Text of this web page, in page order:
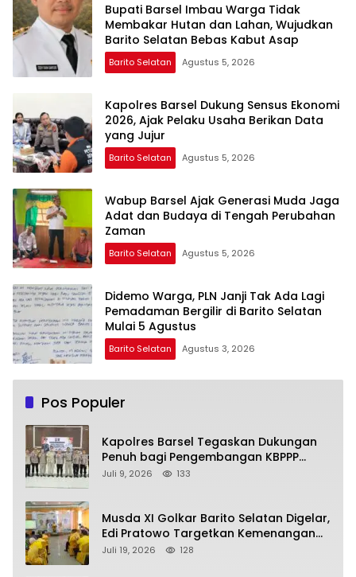
Bupati Barsel Imbau Warga Tidak
Membakar Hutan dan Lahan, Wujudkan
Barito Selatan Bebas Kabut Asap
Barito Selatan Agustus 5, 2026
Kapolres Barsel Dukung Sensus Ekonomi
2026, Ajak Pelaku Usaha Berikan Data
yang Jujur
Barito Selatan Agustus 5, 2026
Wabup Barsel Ajak Generasi Muda Jaga
Adat dan Budaya di Tengah Perubahan
Zaman
Barito Selatan Agustus 5, 2026
Didemo Warga, PLN Janji Tak Ada Lagi
Pemadaman Bergilir di Barito Selatan
Mulai 5 Agustus
Barito Selatan Agustus 3, 2026
Pos Populer
Kapolres Barsel Tegaskan Dukungan
Penuh bagi Pengembangan KBPPP
Kalimantan Tengah
Juli 9, 2026 133
Musda XI Golkar Barito Selatan Digelar,
Edi Pratowo Targetkan Kemenangan
Partai pada Pemilu Mendatang
Juli 19, 2026 128